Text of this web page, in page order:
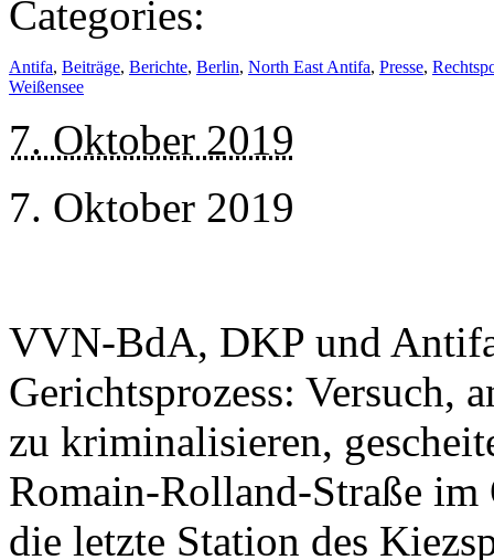
Categories:
Antifa, Beiträge, Berichte, Berlin, North East Antifa, Presse,
Weißensee
7. Oktober 2019
7. Oktober 2019
VVN-BdA, DKP und
Gerichtsprozess: Versuch,
zu kriminalisieren,
Romain-Rolland-Straße
die letzte Station des